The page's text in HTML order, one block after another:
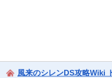
風来のシレンDS攻略Wiki